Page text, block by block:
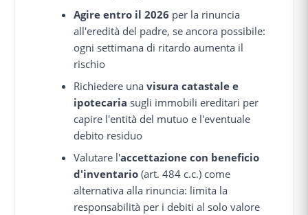
Agire entro il 2026 per la rinuncia
all'eredità del padre, se ancora possibile:
ogni settimana di ritardo aumenta il
rischio
Richiedere unavisura catastale e
ipotecaria sugli immobili ereditari per
capire l'entità del mutuo e l'eventuale
debito residuo
Valutare l'accettazione con beneficio
d'inventario (art. 484 c.c.) come
alternativa alla rinuncia: limita la
responsabilità per i debiti al solo valore